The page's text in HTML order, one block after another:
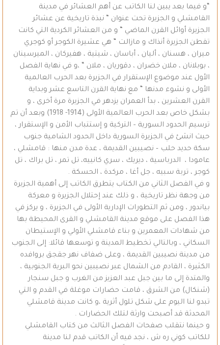
“و فيما بعد يبين لنا الكاتب عن أهم العشائر في مدينة
القامشلي و الجزيرة تحت عنوان “ نبذة تاريخية عن عشائر
الجزيرة أوائل القرن الماضي “ و من العشائر الكردية التي كانت
تقطن الجزيرة أنذاك و مازالت “ هي عشيرة الكوجر أو كوجري
ميران ، هسنان ، أليان ، أباسان ، شيتية ، هفيركان ، الميرسينان
، بوبلانان ، ملان خضران ، دقوريان ، ملان “ ،و في نهاية الفصل
الأول عند موضوع الإستقرار في الجزيرة بعد الحرب العالمية
الأولى و نشوء مدنها “ مع نهاية القرن التاسع عشر وبداية
القرن العشرين ، بدأ العمران يزدهر في الجزيرة مرة أخرى ، و
بشكل خاص بعد الحرب العالمية الأولى (1914- 1918) وبعد أن تم
ترسيم الحدود السورية – التركية و إستتباب الأمن و الإستقرار ،
حيث انشئ في الجزيرة السورية داخل الحدود الشامية جنوب
سكة حديد حلب – نصيبين القديمة ، عدة مدن منها : قامشلي ،
عامودا ، الدرباسية ، ديريك ، سري كانييه، تل تمر ، تل براك ، تل
كوجر ، تربة سبيه ، جل أغا ، مركدة ، الحسكة .
و في الفصل الثاني من الكتاب يتطرق الكاتب إلى أهمية الجزيرة
من وجهة نظر تاريخية ، و ذلك عند إحتلال الجزيرة و معركة
بياندور ، ومن ثم التطورات الإدارية الأولى في الجزيرة ، و يركز في
هذا الفصل على موقع مدينة القامشلي و القرى المحيطة بها
من شهادات المعمرين و بناء قامشلي الأولي و الإستيطان
السكاني ، وبالتالي تخطيط المدينة و توسعها قائلا: إلى الجنوب
من مدينة نصيبين القديمة ، وعلى ضفاف نهر جقجق بروافده
الكثيرة ، القادم من الشمال عبر نصيبين نحو البرية الجنوبية ،
والمتدة إلى ما بين جبل عبد العزيز من الغرب و جبل سنجار
(شنكال) من الشرق ، قامت حضارات موغلة في القدم و التي
تبدو لنا اليوم على شكل تلول أثرية ،و كانت مدينة قامشلي
المحدثة قد أصبحت وارثة لتلك الحضارات .
و حينما نتقلب صفحات الفصل الثالث من كتاب القامشلي
للكاتب كوني ره ش ، نجد فيه أن الكاتب قدم لنا مدينة